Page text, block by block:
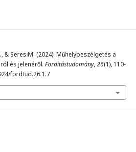
& SeresiM. (2024). Műhelybeszélgetés a
és jelenéről. Fordítástudomány,26(1), 110-
fordtud.26.1.7